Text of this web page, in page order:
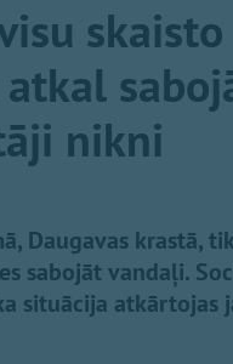
nikni
Daugavas krastā,
sabojāt vandaļi.
situācija atkārtojas